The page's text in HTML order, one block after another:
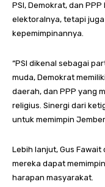
PSI, Demokrat, dan
elektoralnya, tetapi
kepemimpinannya.
“PSI dikenal sebagai
muda, Demokrat
daerah, dan PPP yang
religius. Sinergi dari
untuk memimpin
Lebih lanjut, Gus
mereka dapat
harapan masyarakat.